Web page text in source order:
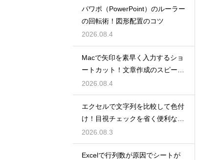
パワポ（PowerPoint）のルーラー
の回転術！図形配置のコツ
2026.08.4
Macで矢印を素早く入力するショ
ートカット！文章作成のスピード
を上げる
2026.08.4
エクセルで文字列を比較して色付
け！目視チェックを省く便利な関
数
2026.08.3
Excelで行列数が原因でシートが